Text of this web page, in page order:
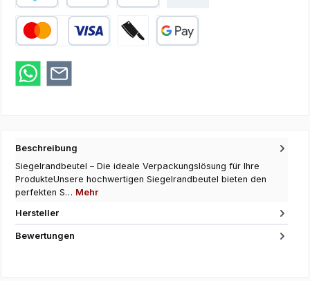
PayPal Apple Pay SEPA Lastschrift
Beschreibung
Siegelrandbeutel – Die ideale Verpackungslösung für Ihre
ProdukteUnsere hochwertigen Siegelrandbeutel bieten den
perfekten S… Mehr
Hersteller
Bewertungen